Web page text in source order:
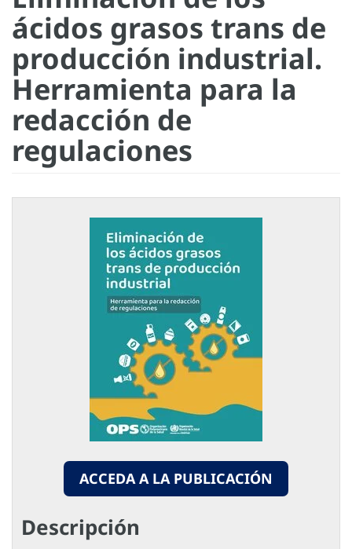
ácidos grasos trans de
producción industrial.
Herramienta para la
redacción de
regulaciones
ACCEDA A LA PUBLICACIÓN
Descripción